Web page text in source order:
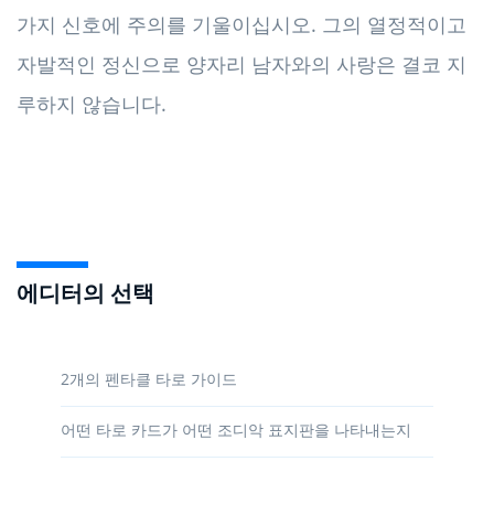
에디터의 선택
2개의 펜타클 타로 가이드
어떤 타로 카드가 어떤 조디악 표지판을 나타내는지
가지 신호에 주의를 기울이십시오. 그의 열정적이고
자발적인 정신으로 양자리 남자와의 사랑은 결코 지
루하지 않습니다.